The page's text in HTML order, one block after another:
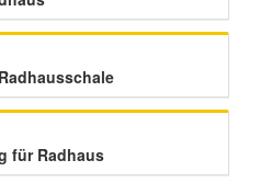
für Radhaus